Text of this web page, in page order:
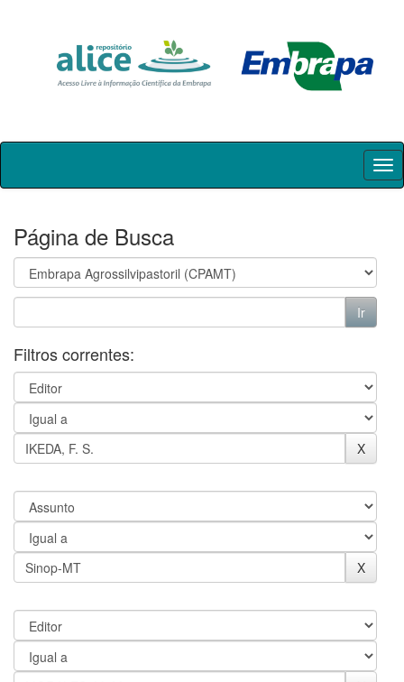
Skip
Página de Busca
Filtros correntes: